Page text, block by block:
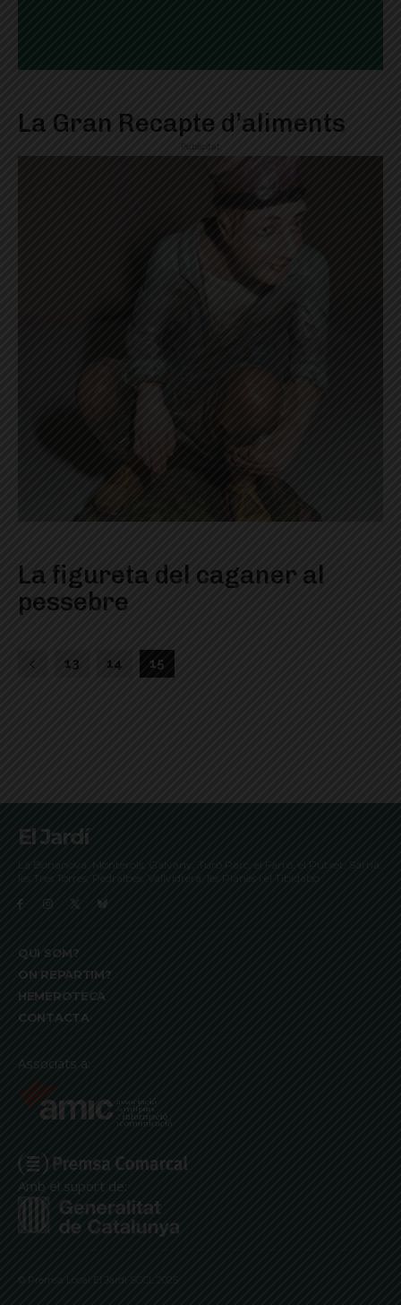
La Gran Recapte d’aliments
Publicitat
La figureta del caganer al
pessebre
13 14 15
El Jardí
La Bonanova, Monterols, Galvany, Turó Parc, el Farró, el Putxet, Sarrià,
les Tres Torres, Pedralbes, Vallvidrera, les Planes i el Tibidabo
QUI SOM?
ON REPARTIM?
HEMEROTECA
CONTACTA
Associats a:
Amb el suport de:
© Premsa Local El Jardí SCCL 2025